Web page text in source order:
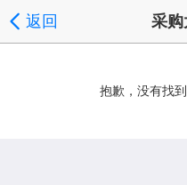
返回 采
抱歉，没有找